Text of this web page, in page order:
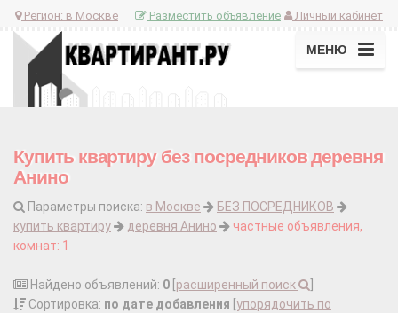
Регион: в Москве Личный кабинет
Разместить объявление
МЕНЮ
Купить квартиру без посредников деревня
Анино
Параметры поиска: в Москве
БЕЗ ПОСРЕДНИКОВ
купить квартиру
деревня Анино
частные объявления,
комнат: 1
Найдено объявлений: 0 расширенный поиск
Сортировка: по дате добавления упорядочить по